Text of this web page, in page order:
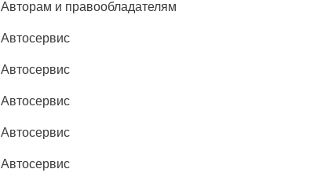
Авторам и правообладателям
Автосервис
Автосервис
Автосервис
Автосервис
Автосервис